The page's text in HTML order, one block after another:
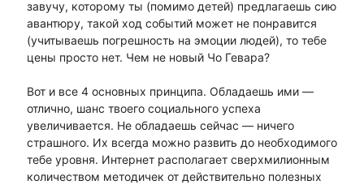
завучу, которому ты (помимо детей) предлагаешь сию
авантюру, такой ход событий может не понравится
(учитываешь погрешность на эмоции людей), то тебе
цены просто нет. Чем не новый Чо Гевара?
Вот и все 4 основных принципа. Обладаешь ими —
отлично, шанс твоего социального успеха
увеличивается. Не обладаешь сейчас — ничего
страшного. Их всегда можно развить до необходимого
тебе уровня. Интернет располагает сверхмилионным
количеством методичек от действительно полезных